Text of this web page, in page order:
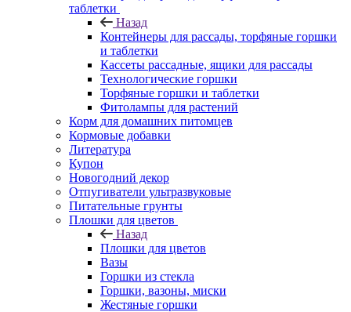
таблетки
Назад
Контейнеры для рассады, торфяные горшки
и таблетки
Кассеты рассадные, ящики для рассады
Технологические горшки
Торфяные горшки и таблетки
Фитолампы для растений
Корм для домашних питомцев
Кормовые добавки
Литература
Купон
Новогодний декор
Отпугиватели ультразвуковые
Питательные грунты
Плошки для цветов
Назад
Плошки для цветов
Вазы
Горшки из стекла
Горшки, вазоны, миски
Жестяные горшки